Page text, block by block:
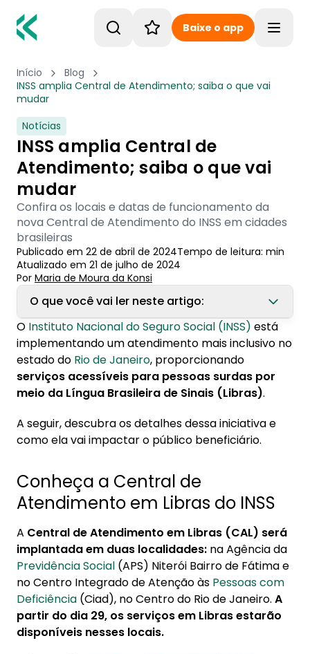
Baixe o app
Início
Blog
INSS amplia Central de Atendimento; saiba o que vai
mudar
Notícias
INSS amplia Central de
Atendimento; saiba o que vai
mudar
Confira os locais e datas de funcionamento da
nova Central de Atendimento do INSS em cidades
brasileiras
Publicado em 22 de abril de 2024Tempo de leitura: min
Atualizado em 21 de julho de 2024
Por Maria de Moura da Konsi
O que você vai ler neste artigo:
1. Conheça a Central de Atendimento em
Libras do INSS
2. Como vai funcionar o atendimento em
libras do INSS?
3. Conheça outros estados que já oferecem o
atendimento
O Instituto Nacional do Seguro Social (INSS) está
implementando um atendimento mais inclusivo no
estado do Rio de Janeiro, proporcionando
serviços acessíveis para pessoas surdas por
meio da Língua Brasileira de Sinais (Libras).
A seguir, descubra os detalhes dessa iniciativa e
como ela vai impactar o público beneficiário.
Conheça a Central de
Atendimento em Libras do INSS
A Central de Atendimento em Libras (CAL) será
implantada em duas localidades: na Agência da
Previdência Social (APS) Niterói Bairro de Fátima e
no Centro Integrado de Atenção às Pessoas com
Deficiência (Ciad), no Centro do Rio de Janeiro. A
partir do dia 29, os serviços em Libras estarão
disponíveis nesses locais.